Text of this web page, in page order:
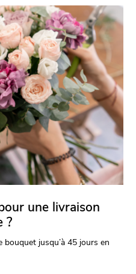
une livraison
?
jusqu’à 45 jours en